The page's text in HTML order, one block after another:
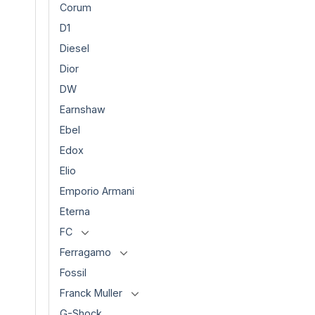
Corum
D1
Diesel
Dior
DW
Earnshaw
Ebel
Edox
Elio
Emporio Armani
Eterna
FC
Ferragamo
Fossil
Franck Muller